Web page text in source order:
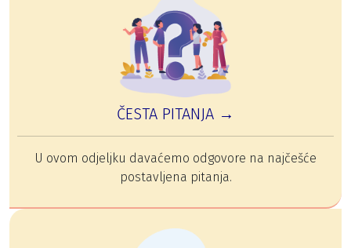
ČESTA PITANJA →
U ovom odjeljku davaćemo odgovore na najčešće
postavljena pitanja.